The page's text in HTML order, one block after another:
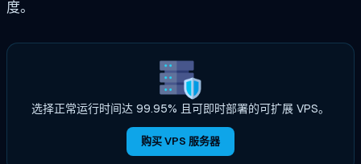
度。
选择正常运行时间达 99.95% 且可即时部署的可扩展 VPS。
购买 VPS 服务器